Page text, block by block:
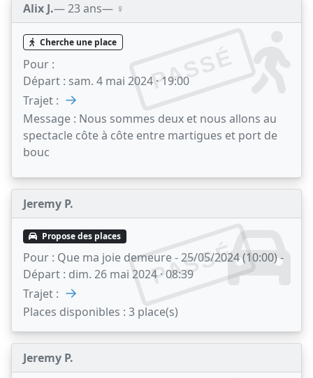
Alix J.— 23 ans— ♀️
PASSÉ
Cherche une place
Pour :
Départ : sam. 4 mai 2024 · 19:00
Trajet : →
Message : Nous sommes deux et nous allons au
spectacle côte à côte entre martigues et port de
bouc
Jeremy P.
PASSÉ
Propose des places
Pour : Que ma joie demeure - 25/05/2024 (10:00) -
Départ : dim. 26 mai 2024 · 08:39
Trajet : →
Places disponibles : 3 place(s)
Jeremy P.